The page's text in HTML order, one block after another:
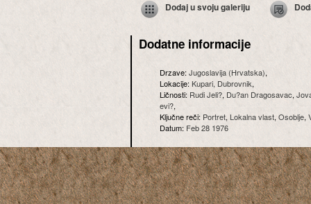
Dodaj u svoju galeriju
Dodatne informacije
Drzave:Jugoslavija (Hrvatska),
Lokacije:Kupari, Dubrovnik,
Ličnosti: Rudi Jeli?, Du?an Dragosavac,
evi?,
Ključne reči: Portret, Lokalna vlast, Osoblje,
Datum: Feb 28 1976